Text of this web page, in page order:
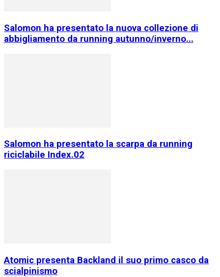
Salomon ha presentato la nuova collezione di
abbigliamento da running autunno/inverno...
Salomon ha presentato la scarpa da running
riciclabile Index.02
Atomic presenta Backland il suo primo casco da
scialpinismo